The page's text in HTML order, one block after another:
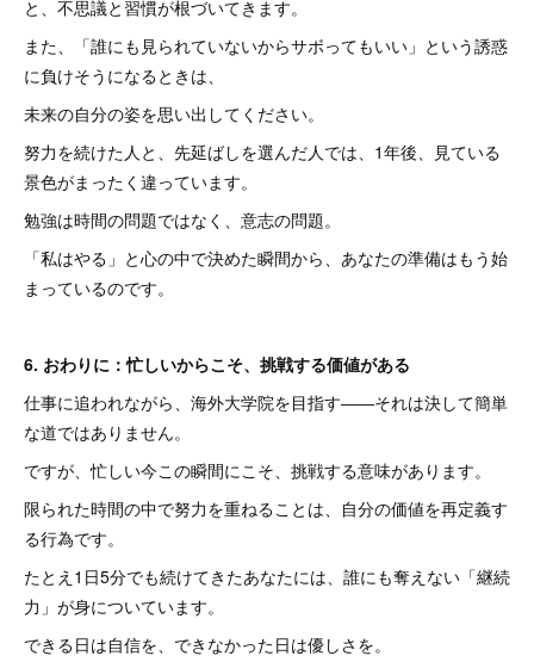
と、不思議と習慣が根づいてきます。
また、「誰にも見られていないからサボってもいい」という誘惑
に負けそうになるときは、
未来の自分の姿を思い出してください。
努力を続けた人と、先延ばしを選んだ人では、1年後、見ている
景色がまったく違っています。
勉強は時間の問題ではなく、意志の問題。
「私はやる」と心の中で決めた瞬間から、あなたの準備はもう始
まっているのです。
6. おわりに：忙しいからこそ、挑戦する価値がある
仕事に追われながら、海外大学院を目指す――それは決して簡単
な道ではありません。
ですが、忙しい今この瞬間にこそ、挑戦する意味があります。
限られた時間の中で努力を重ねることは、自分の価値を再定義す
る行為です。
たとえ1日5分でも続けてきたあなたには、誰にも奪えない「継続
力」が身についています。
できる日は自信を、できなかった日は優しさを。